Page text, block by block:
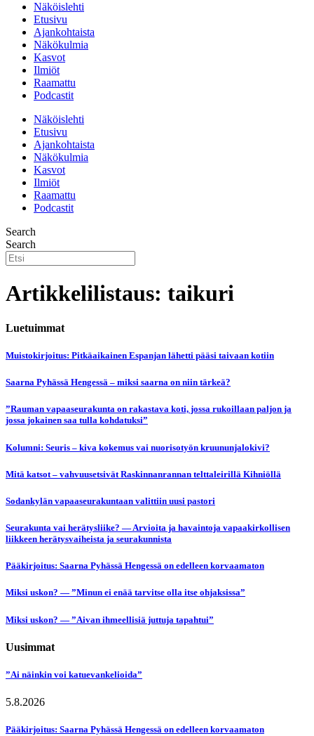
Näköislehti
Etusivu
Ajankohtaista
Näkökulmia
Kasvot
Ilmiöt
Raamattu
Podcastit
Näköislehti
Etusivu
Ajankohtaista
Näkökulmia
Kasvot
Ilmiöt
Raamattu
Podcastit
Search
Search
Artikkelilistaus: taikuri
Luetuimmat
Muistokirjoitus: Pitkäaikainen Espanjan lähetti pääsi taivaan kotiin
Saarna Pyhässä Hengessä – miksi saarna on niin tärkeä?
”Rauman vapaaseurakunta on rakastava koti, jossa rukoillaan paljon ja
jossa jokainen saa tulla kohdatuksi”
Kolumni: Seuris – kiva kokemus vai nuorisotyön kruununjalokivi?
Mitä katsot – vahvuusetsivät Raskinnanrannan telttaleirillä Kihniöllä
Sodankylän vapaaseurakuntaan valittiin uusi pastori
Seurakunta vai herätysliike? — Arvioita ja havaintoja vapaakirkollisen
liikkeen herätysvaiheista ja seurakunnista
Pääkirjoitus: Saarna Pyhässä Hengessä on edelleen korvaamaton
Miksi uskon? — ”Minun ei enää tarvitse olla itse ohjaksissa”
Miksi uskon? — ”Aivan ihmeellisiä juttuja tapahtui”
Uusimmat
”Ai näinkin voi katuevankelioida”
5.8.2026
Pääkirjoitus: Saarna Pyhässä Hengessä on edelleen korvaamaton